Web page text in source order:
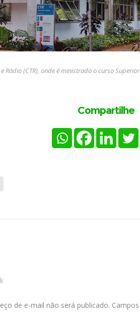
Rádio (CTR), onde é ministrado o curso
Compartilhe
de e-mail não será publicado.